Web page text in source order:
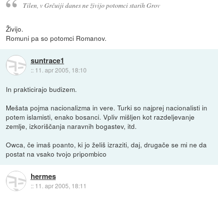
Tilen, v Grčuiji danes ne živijo potomci starih Grov
Živijo.
Romuni pa so potomci Romanov.
suntrace1
:: 11. apr 2005, 18:10
In prakticirajo budizem.
Mešata pojma nacionalizma in vere. Turki so najprej nacionalisti in
potem islamisti, enako bosanci. Vpliv mišljen kot razdeljevanje
zemlje, izkoriščanja naravnih bogastev, itd.
Owca, če imaš poanto, ki jo želiš izraziti, daj, drugače se mi ne da
postat na vsako tvojo pripombico
hermes
:: 11. apr 2005, 18:11